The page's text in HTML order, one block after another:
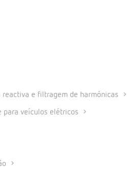
reactiva e filtragem de harmónicas
para veículos elétricos